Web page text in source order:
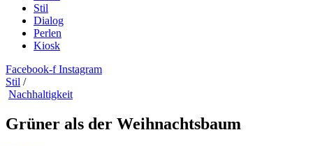
Stil
Dialog
Perlen
Kiosk
Facebook-f Instagram
Stil /
Nachhaltigkeit
Grüner als der Weihnachtsbaum